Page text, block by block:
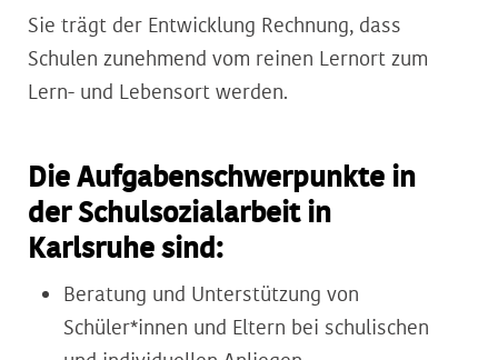
Sie trägt der Entwicklung Rechnung, dass
Schulen zunehmend vom reinen Lernort zum
Lern- und Lebensort werden.
Die Aufgabenschwerpunkte in
der Schulsozialarbeit in
Karlsruhe sind:
Beratung und Unterstützung von
Schüler*innen und Eltern bei schulischen